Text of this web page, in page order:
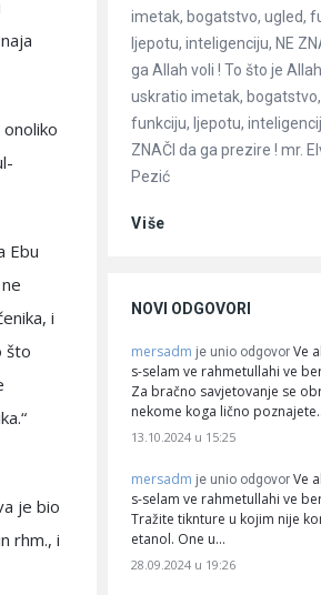
Ebu
i
što
je bio
rhm., i
imetak, bogatstvo, ugled,
ljepotu, inteligenciju, NE
ga Allah voli ! To što je
uskratio imetak,
funkciju, ljepotu,
ZNAČI da ga prezire ! mr.
Pezić
Više
NOVI ODGOVORI
mersadm je unio odgovor Ve
s-selam ve rahmetullahi ve
Za bračno savjetovanje se
nekome koga lično
13.10.2024 u 15:25
mersadm je unio odgovor Ve
s-selam ve rahmetullahi ve
Tražite tiknture u kojim nije
etanol. One u…
28.09.2024 u 19:26